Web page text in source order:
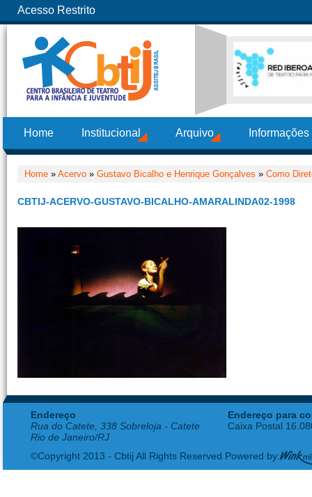
Acesso Restrito
Home Institucional Arquivo
Home » Acervo » Gustavo Bicalho e Henrique Gonçalves » Como
CBTIJ-ACERVO-GUSTAVO-BICALHO-AMARALINDA02-1998
Endereço
Rua do Catete, 338 Sobreloja - Catete
Rio de Janeiro/RJ
Endereço para
Caixa Postal
©Copyright 2013 - Cbtij All Rights Reserved Powered by: